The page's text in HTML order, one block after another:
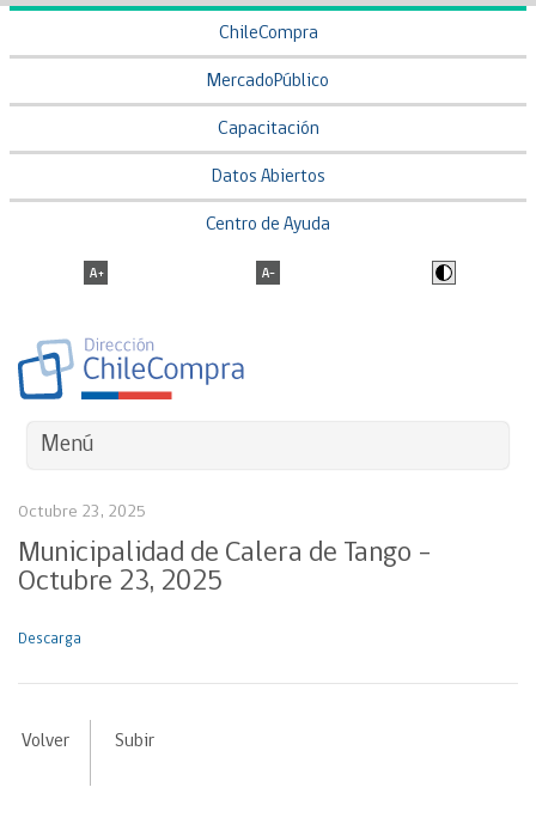
ChileCompra
MercadoPúblico
Capacitación
Datos Abiertos
Centro de Ayuda
Menú
Octubre 23, 2025
Municipalidad de Calera de Tango –
Octubre 23, 2025
Descarga
Volver Subir